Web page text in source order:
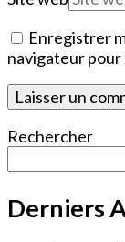
Enregistrer
navigateur pour
Rechercher
Derniers